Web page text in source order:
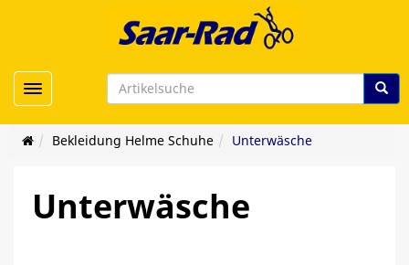
Toggle navigation
Bekleidung Helme Schuhe Unterwäsche
Unterwäsche